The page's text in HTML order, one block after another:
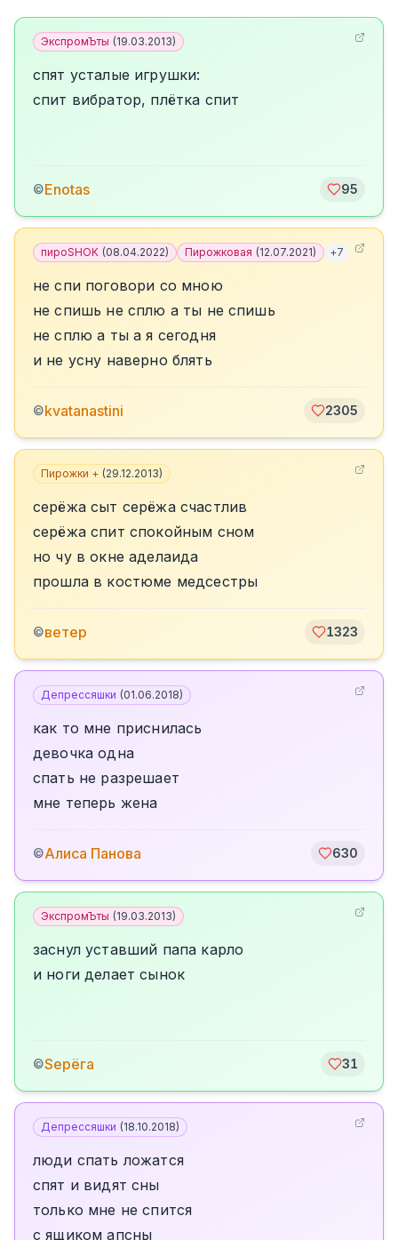
ЭкспромЪты (19.03.2013)
спят усталые игрушки:
спит вибратор, плётка спит
©Enotas 95
пироSHOK (08.04.2022) Пирожковая (12.07.2021) +7
не спи поговори со мною
не спишь не сплю а ты не спишь
не сплю а ты а я сегодня
и не усну наверно блять
©kvatanastini 2305
Пирожки + (29.12.2013)
серёжа сыт серёжа счастлив
серёжа спит спокойным сном
но чу в окне аделаида
прошла в костюме медсестры
©ветер 1323
Депрессяшки (01.06.2018)
как то мне приснилась
девочка одна
спать не разрешает
мне теперь жена
©Алиса Панова 630
ЭкспромЪты (19.03.2013)
заснул уставший папа карло
и ноги делает сынок
©Sерёга 31
Депрессяшки (18.10.2018)
люди спать ложатся
спят и видят сны
только мне не спится
с ящиком апсны